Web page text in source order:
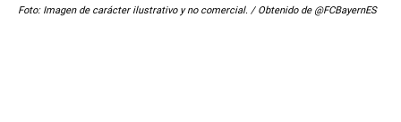
Foto: Imagen de carácter ilustrativo y no comercial. / Obtenido de @FCBayernES